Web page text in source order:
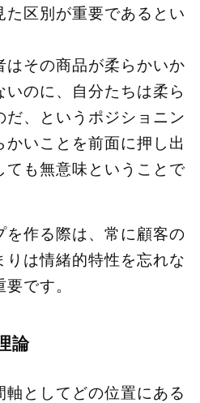
区別が重要であるとい
はその商品が柔らかいか
のに、自分たちは柔ら
、というポジショニン
いことを前面に押し出
ても無意味ということで
を作る際は、常に顧客の
は情緒的特性を忘れな
です。
論
としてどの位置にある